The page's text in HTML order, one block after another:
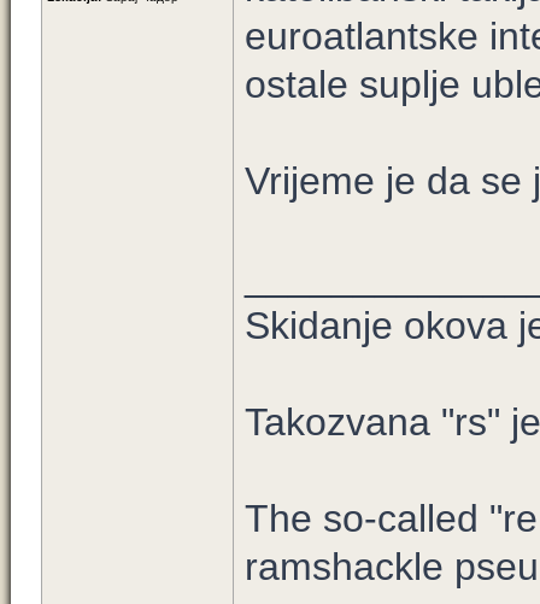
euroatlantske
ostale suplje
Vrijeme je da se
Skidanje okova
Takozvana "rs"
The so-called
ramshackle